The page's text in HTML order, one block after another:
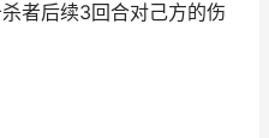
者后续3回合对己方的伤